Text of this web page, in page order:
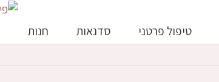
טיפול פרטני סדנאות חנות